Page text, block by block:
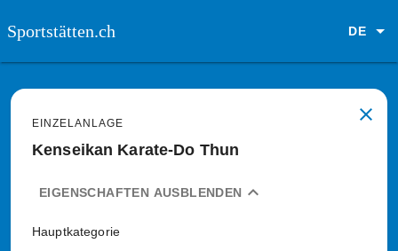
Sportstätten.ch DE
close
EINZELANLAGE
Kenseikan Karate-Do Thun
expand_less
EIGENSCHAFTEN AUSBLENDEN
Hauptkategorie